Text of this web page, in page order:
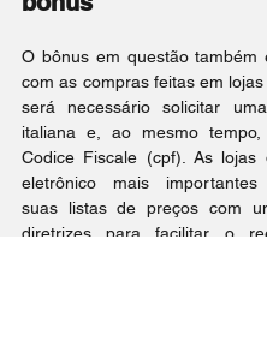
O bônus em questão também
com as compras feitas em
será necessário solicitar
italiana e, ao mesmo
Codice Fiscale (cpf). As lojas
eletrônico mais importantes
suas listas de preços com
diretrizes para facilitar o